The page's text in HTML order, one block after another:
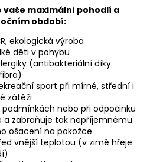
vaše maximální pohodlí a
období:
ekologická výroba
děti v pohybu
(antibakteriální díky
sport při mírné, střední i
zátěži
nebo při odpočinku
a zabraňuje tak nepříjemnému
ošacení na pokožce
vnější teplotou (v zimě hřeje